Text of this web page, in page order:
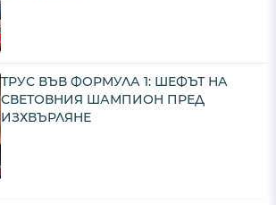
ТРУС ВЪВ ФОРМУЛА 1: ШЕФЪТ НА
СВЕТОВНИЯ ШАМПИОН ПРЕД
ИЗХВЪРЛЯНЕ